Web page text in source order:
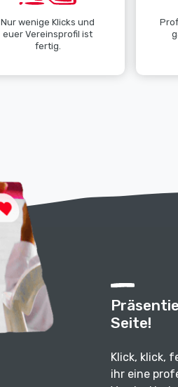
Nur wenige Klicks und
euer Vereinsprofil ist
fertig.
Seite!
Klick, klick,
ihr eine